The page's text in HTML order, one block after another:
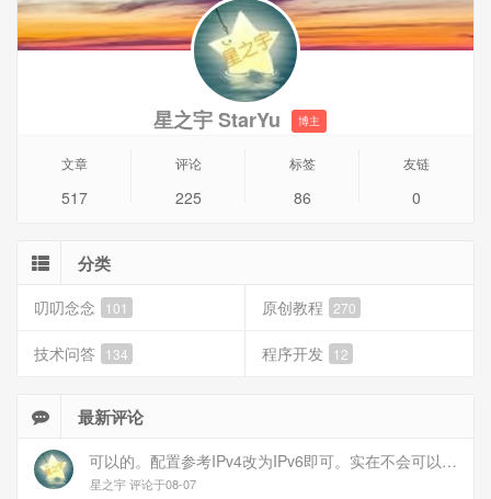
星之宇 StarYu 博主
文章
517
评论
225
标签
86
友链
0
分类
叨叨念念 101 原创教程 270
技术问答 134 程序开发 12
最新评论
可以的。配置参考IPv4改为IPv6即可。实在不会可以用wireguard，这个简单和稳定
星之宇 评论于08-07